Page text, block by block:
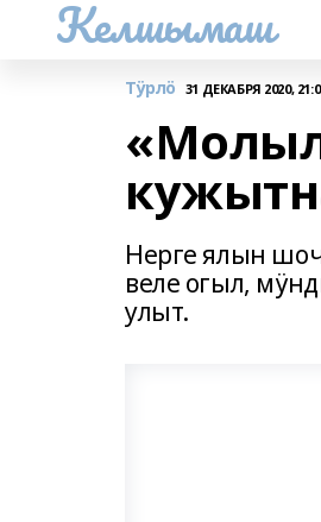
Келшымаш
Тӱрлӧ 31 ДЕКАБРЯ 2020,
Нерге ялын
веле огыл,
улыт.